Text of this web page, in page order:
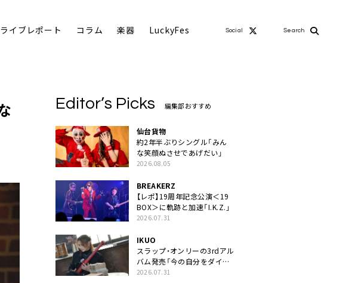
ライブレポート コラム 楽器 LuckyFes Social Search
Editor’s Picks 編集部おすすめ
仙台貨物
約2年半ぶりシングル「みん
な笑顔ぬさせであげだい」
2026.08.05
BREAKERZ
【レポ】19周年記念公演＜19
BOX＞に軌跡と加速「I.K.Z.」
2026.07.31
IKUO
スラップ・オンリーの3rdアル
バム発売「今の自分をダイレ
クトに」
2026.07.31